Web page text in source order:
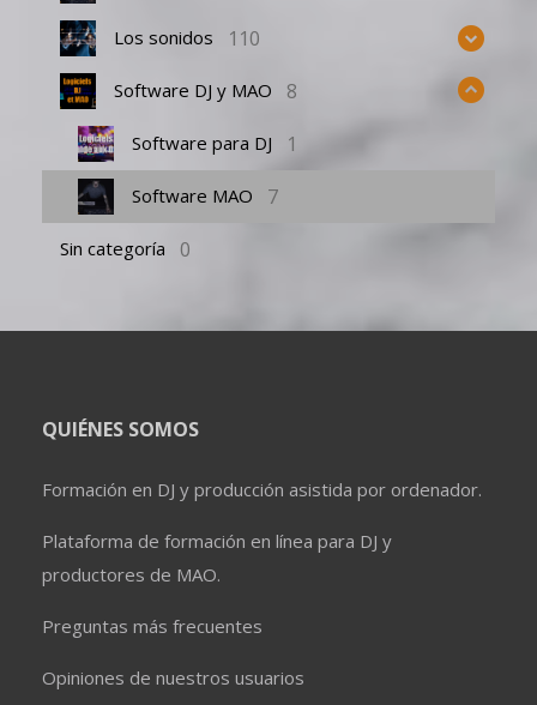
Los sonidos 110
Software DJ y MAO 8
Software para DJ 1
Software MAO 7
Sin categoría 0
QUIÉNES SOMOS
Formación en DJ y producción asistida por ordenador.
Plataforma de formación en línea para DJ y
productores de MAO.
Preguntas más frecuentes
Opiniones de nuestros usuarios